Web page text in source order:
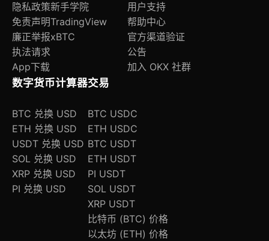
隐私政策
免责声明
廉正举报
执法请求
App下载
新手学院
TradingView
xBTC
用户支持
帮助中心
官方渠道验证
公告
加入 OKX 社群
数字货币计算器
BTC 兑换 USD
ETH 兑换 USD
USDT 兑换 USD
SOL 兑换 USD
XRP 兑换 USD
PI 兑换 USD
交易
BTC USDC
ETH USDC
BTC USDT
ETH USDT
PI USDT
SOL USDT
XRP USDT
比特币 (BTC) 价格
以太坊 (ETH) 价格